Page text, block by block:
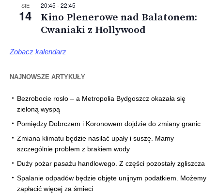
SIE
14
20:45 -22:45
Kino Plenerowe nad Balatonem:
Cwaniaki z Hollywood
Zobacz kalendarz
NAJNOWSZE ARTYKUŁY
Bezrobocie rosło – a Metropolia Bydgoszcz okazała się
zieloną wyspą
Pomiędzy Dobrczem i Koronowem dojdzie do zmiany granic
Zmiana klimatu będzie nasilać upały i suszę. Mamy
szczególnie problem z brakiem wody
Duży pożar pasażu handlowego. Z części pozostały zgliszcza
Spalanie odpadów będzie objęte unijnym podatkiem. Możemy
zapłacić więcej za śmieci